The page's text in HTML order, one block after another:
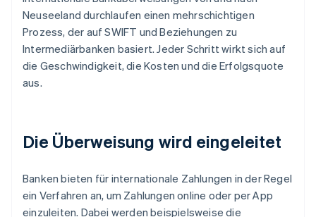
Neuseeland durchlaufen einen mehrschichtigen
Prozess, der auf SWIFT und Beziehungen zu
Intermediärbanken basiert. Jeder Schritt wirkt sich auf
die Geschwindigkeit, die Kosten und die Erfolgsquote
aus.
Die Überweisung wird eingeleitet
Banken bieten für internationale Zahlungen in der Regel
ein Verfahren an, um Zahlungen online oder per App
einzuleiten. Dabei werden beispielsweise die